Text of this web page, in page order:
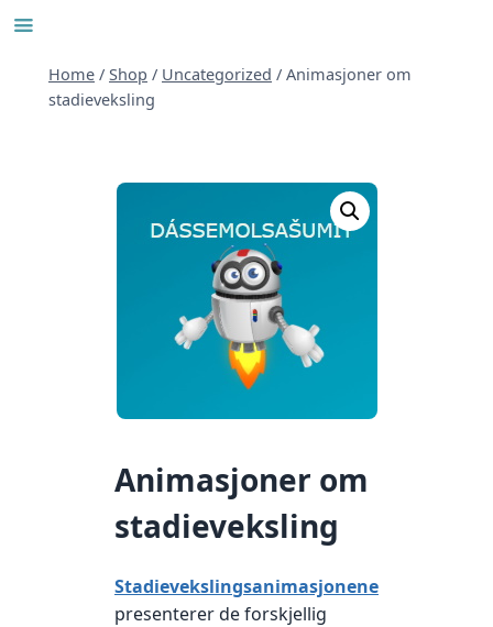
Skip
contentHome / Shop / Uncategorized / Animasjoner om
stadieveksling
Animasjoner om
stadieveksling
Stadievekslingsanimasjonene
presenterer de forskjellig